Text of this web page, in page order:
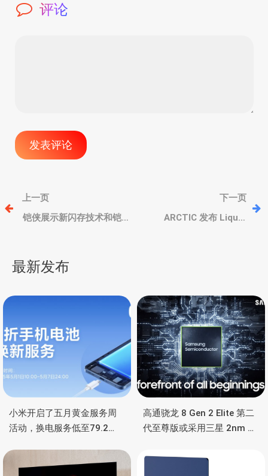
评论
文
章
航
上一页
铠侠展示新闪存技术和铠
下一页
ARCTIC 发布 Liquid
最新发布
小米开启了五月黄金服务周
活动，换电服务低至79.2
高通骁龙 8 Gen 2 Elite 第二
代至尊版或采用三星 2nm 工